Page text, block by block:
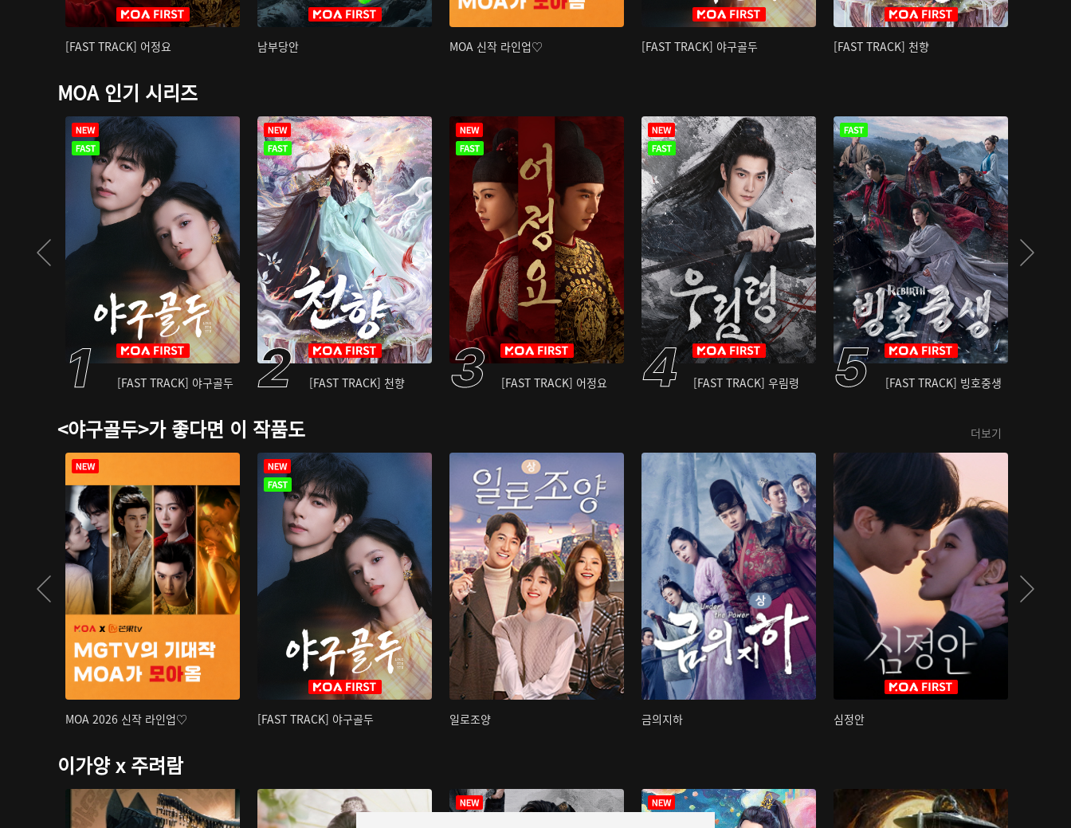
[FAST TRACK] 어정요 남부당안 MOA 신작 라인업♡ [FAST TRACK] 야구골두 [FAST TRACK] 천향
MOA 인기 시리즈
[FAST TRACK] 야구골두 [FAST TRACK] 천향 [FAST TRACK] 어정요 [FAST TRACK] 우림령 [FAST TRACK] 빙호중생
<야구골두>가 좋다면 이 작품도 더보기
MOA 2026 신작 라인업♡ [FAST TRACK] 야구골두 일로조양 금의지하 심정안
이가양 x 주려람